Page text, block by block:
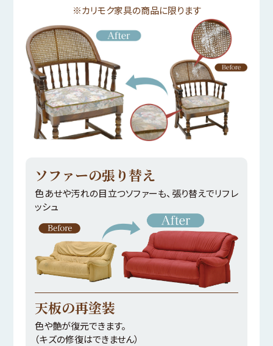
※カリモク家具の商品に限ります
ソファーの張り替え
色あせや汚れの目立つソファーも、張り替えでリフレ
ッシュ
天板の再塗装
色や艶が復元できます。
（キズの修復はできません）